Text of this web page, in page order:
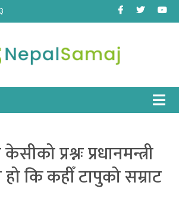
Facebook
Twitter
प्रश्नः प्रधानमन्त्री
कि कहीँ टापुको सम्राट